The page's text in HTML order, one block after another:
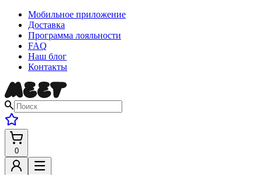
Мобильное приложение
Доставка
Программа лояльности
FAQ
Наш блог
Контакты
0